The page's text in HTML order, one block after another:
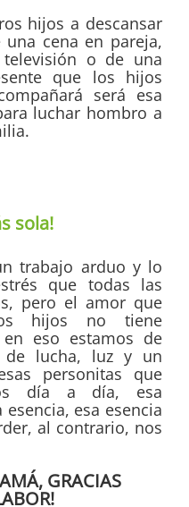
hijos a descansar
cena en pareja,
o de una
que los hijos
será esa
luchar hombro a
sola!
trabajo arduo y lo
que todas las
pero el amor que
hijos no tiene
eso estamos de
de lucha, luz y un
personitas que
día a día, esa
esa esencia
al contrario, nos
GRACIAS